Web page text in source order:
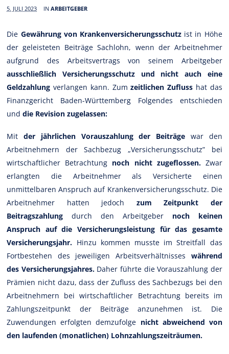
5. JULI 2023 INARBEITGEBER
Die Gewährung von Krankenversicherungsschutz ist in Höhe
der geleisteten Beiträge Sachlohn, wenn der Arbeitnehmer
aufgrund des Arbeitsvertrags von seinem Arbeitgeber
ausschließlich Versicherungsschutz und nicht auch eine
Geldzahlung verlangen kann. Zumzeitlichen Zufluss hat das
Finanzgericht Baden-Württemberg Folgendes entschieden
unddie Revision zugelassen:
Mitder jährlichen Vorauszahlung der Beiträge war den
Arbeitnehmern der Sachbezug „Versicherungsschutz” bei
wirtschaftlicher Betrachtung noch nicht zugeflossen.Zwar
erlangten die Arbeitnehmer als Versicherte einen
unmittelbaren Anspruch auf Krankenversicherungsschutz. Die
Arbeitnehmer hatten jedoch zum Zeitpunkt der
Beitragszahlung durch den Arbeitgeber noch keinen
Anspruch auf die Versicherungsleistung für das gesamte
Versicherungsjahr. Hinzu kommen musste im Streitfall das
Fortbestehen des jeweiligen Arbeitsverhältnisses während
des Versicherungsjahres. Daher führte die Vorauszahlung der
Prämien nicht dazu, dass der Zufluss des Sachbezugs bei den
Arbeitnehmern bei wirtschaftlicher Betrachtung bereits im
Zahlungszeitpunkt der Beiträge anzunehmen ist. Die
Zuwendungen erfolgten demzufolge nicht abweichend von
den laufenden (monatlichen) Lohnzahlungszeiträumen.